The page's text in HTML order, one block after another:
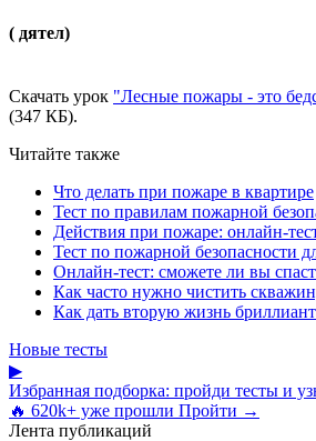
( дятел)
Скачать урок "Лесные пожары - это
(347 КБ).
Читайте также
Что делать при пожаре в квартире
Тест по правилам пожарной
Действия при пожаре: онлайн-
Тест по пожарной безопасности
Онлайн-тест: сможете ли вы
Как часто нужно чистить
Как дать вторую жизнь
Новые тесты
▶
Избранная подборка: пройди тесты и
🔥 620k+ уже прошли Пройти →
Лента публикаций